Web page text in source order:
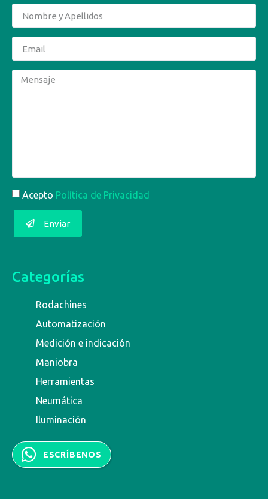
Acepto Política de Privacidad
Enviar
Categorías
Rodachines
Automatización
Medición e indicación
Maniobra
Herramientas
Neumática
Iluminación
ESCRÍBENOS